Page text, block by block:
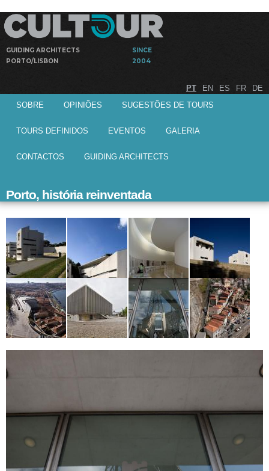
Passar
para o
conteúdo
GUIDING ARCHITECTS
PORTO/LISBON
SINCE
2004
Cultour
acompanhadas
por arquitectos
PT EN ES FR DE
SOBRE OPINIÕES SUGESTÕES DE TOURS
TOURS DEFINIDOS EVENTOS GALERIA
CONTACTOS GUIDING ARCHITECTS
Porto, história reinventada